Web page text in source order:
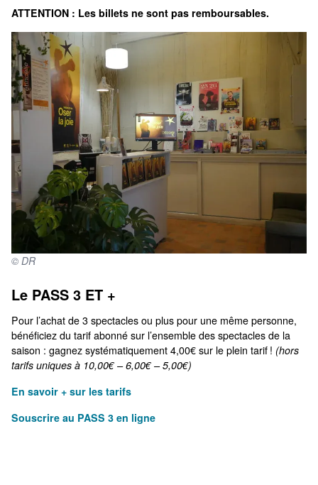
ATTENTION : Les billets ne sont pas remboursables.
© DR
Le PASS 3 ET +
Pour l’achat de 3 spectacles ou plus pour une même personne,
bénéficiez du tarif abonné sur l’ensemble des spectacles de la
saison : gagnez systématiquement 4,00€ sur le plein tarif ! (hors
tarifs uniques à 10,00€ – 6,00€ – 5,00€)
En savoir + sur les tarifs
Souscrire au PASS 3 en ligne